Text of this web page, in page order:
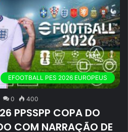
EFOOTBALL PES 2026 EUROPEUS
0 400
PPSSPP COPA DO
COM NARRAÇÃO DE